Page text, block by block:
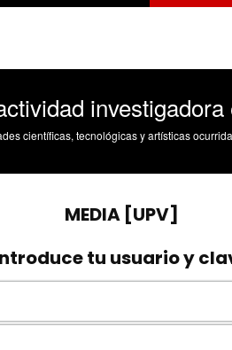
investigadora
científicas, tecnológicas y artísticas